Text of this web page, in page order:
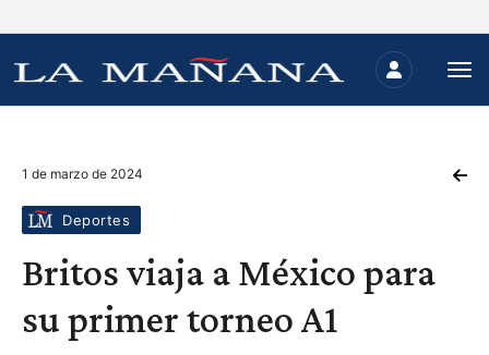
1 de marzo de 2024
Deportes
Britos viaja a México para
su primer torneo A1